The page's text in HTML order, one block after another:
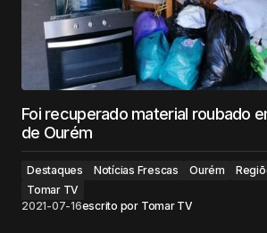
Foi recuperado material roubado
de Ourém
Destaques Notícias Frescas Ourém
Tomar TV
2021-07-16escrito por Tomar TV